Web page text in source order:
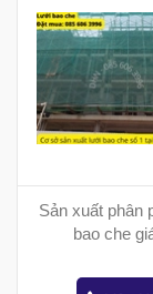
Sản xuất phân
bao che